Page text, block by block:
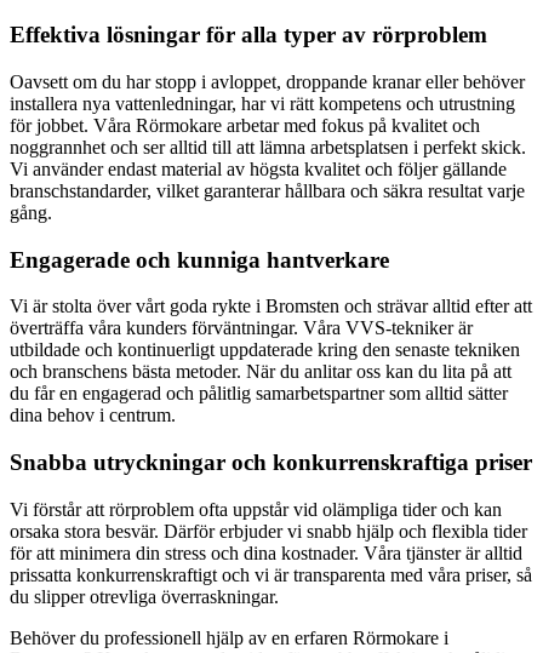
Effektiva lösningar för alla typer av rörproblem
Oavsett om du har stopp i avloppet, droppande kranar eller behöver
installera nya vattenledningar, har vi rätt kompetens och utrustning
för jobbet. Våra Rörmokare arbetar med fokus på kvalitet och
noggrannhet och ser alltid till att lämna arbetsplatsen i perfekt skick.
Vi använder endast material av högsta kvalitet och följer gällande
branschstandarder, vilket garanterar hållbara och säkra resultat varje
gång.
Engagerade och kunniga hantverkare
Vi är stolta över vårt goda rykte i Bromsten och strävar alltid efter att
överträffa våra kunders förväntningar. Våra VVS-tekniker är
utbildade och kontinuerligt uppdaterade kring den senaste tekniken
och branschens bästa metoder. När du anlitar oss kan du lita på att
du får en engagerad och pålitlig samarbetspartner som alltid sätter
dina behov i centrum.
Snabba utryckningar och konkurrenskraftiga priser
Vi förstår att rörproblem ofta uppstår vid olämpliga tider och kan
orsaka stora besvär. Därför erbjuder vi snabb hjälp och flexibla tider
för att minimera din stress och dina kostnader. Våra tjänster är alltid
prissatta konkurrenskraftigt och vi är transparenta med våra priser, så
du slipper otrevliga överraskningar.
Behöver du professionell hjälp av en erfaren Rörmokare i